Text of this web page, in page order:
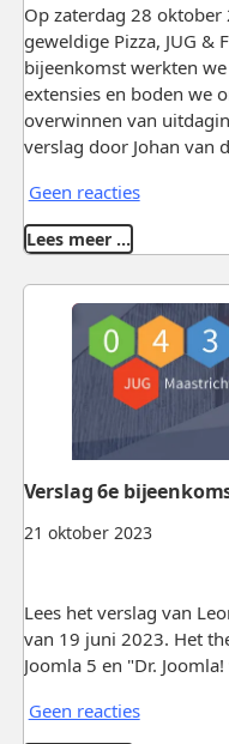
Op zaterdag 28 oktober
geweldige Pizza, JUG &
bijeenkomst werkten
extensies en boden we
overwinnen van
verslag door Johan van
Geen reacties
Lees meer …
21 oktober 2023
Verslag 6e
Lees het verslag van
van 19 juni 2023. Het
Joomla 5 en "Dr.
Geen reacties